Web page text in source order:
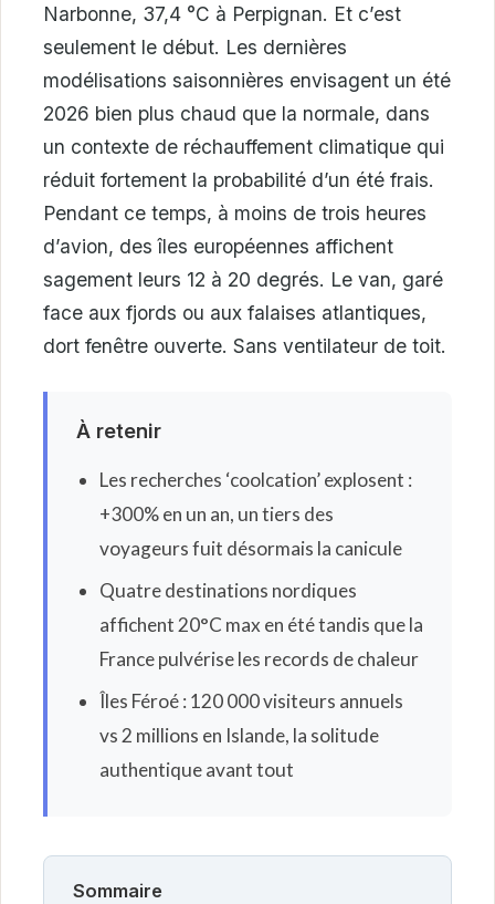
Narbonne, 37,4 °C à Perpignan. Et c’est
seulement le début. Les dernières
modélisations saisonnières envisagent un été
2026 bien plus chaud que la normale, dans
un contexte de réchauffement climatique qui
réduit fortement la probabilité d’un été frais.
Pendant ce temps, à moins de trois heures
d’avion, des îles européennes affichent
sagement leurs 12 à 20 degrés. Le van, garé
face aux fjords ou aux falaises atlantiques,
dort fenêtre ouverte. Sans ventilateur de toit.
À retenir
Les recherches ‘coolcation’ explosent :
+300% en un an, un tiers des
voyageurs fuit désormais la canicule
Quatre destinations nordiques
affichent 20°C max en été tandis que la
France pulvérise les records de chaleur
Îles Féroé : 120 000 visiteurs annuels
vs 2 millions en Islande, la solitude
authentique avant tout
Sommaire